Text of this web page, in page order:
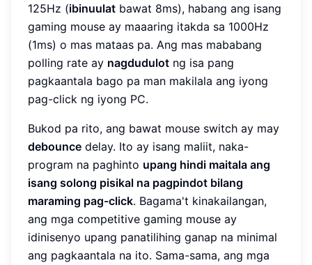
125Hz (ibinuulat bawat 8ms), habang ang isang
gaming mouse ay maaaring itakda sa 1000Hz
(1ms) o mas mataas pa. Ang mas mababang
polling rate ay nagdudulot ng isa pang
pagkaantala bago pa man makilala ang iyong
pag-click ng iyong PC.
Bukod pa rito, ang bawat mouse switch ay may
debounce delay. Ito ay isang maliit, naka-
program na paghinto upang hindi maitala ang
isang solong pisikal na pagpindot bilang
maraming pag-click. Bagama't kinakailangan,
ang mga competitive gaming mouse ay
idinisenyo upang panatilihing ganap na minimal
ang pagkaantala na ito. Sama-sama, ang mga